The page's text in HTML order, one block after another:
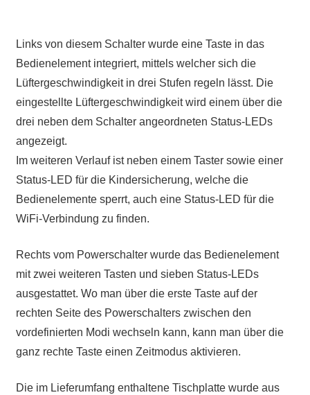
Links von diesem Schalter wurde eine Taste in das
Bedienelement integriert, mittels welcher sich die
Lüftergeschwindigkeit in drei Stufen regeln lässt. Die
eingestellte Lüftergeschwindigkeit wird einem über die
drei neben dem Schalter angeordneten Status-LEDs
angezeigt.
Im weiteren Verlauf ist neben einem Taster sowie einer
Status-LED für die Kindersicherung, welche die
Bedienelemente sperrt, auch eine Status-LED für die
WiFi-Verbindung zu finden.
Rechts vom Powerschalter wurde das Bedienelement
mit zwei weiteren Tasten und sieben Status-LEDs
ausgestattet. Wo man über die erste Taste auf der
rechten Seite des Powerschalters zwischen den
vordefinierten Modi wechseln kann, kann man über die
ganz rechte Taste einen Zeitmodus aktivieren.
Die im Lieferumfang enthaltene Tischplatte wurde aus